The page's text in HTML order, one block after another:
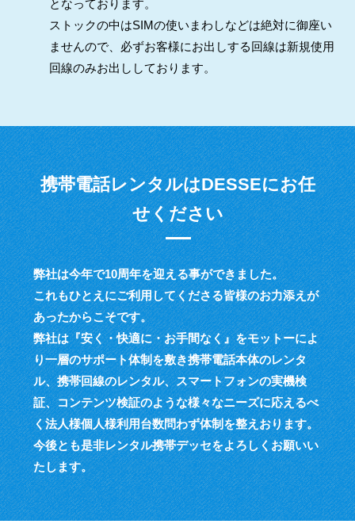
となっております。
ストックの中はSIMの使いまわしなどは絶対に御座い
ませんので、必ずお客様にお出しする回線は新規使用
回線のみお出ししております。
携帯電話レンタルはDESSEにお任
せください
弊社は今年で10周年を迎える事ができました。
これもひとえにご利用してくださる皆様のお力添えが
あったからこそです。
弊社は『安く・快適に・お手間なく』をモットーによ
り一層のサポート体制を敷き携帯電話本体のレンタ
ル、携帯回線のレンタル、スマートフォンの実機検
証、コンテンツ検証のような様々なニーズに応えるべ
く法人様個人様利用台数問わず体制を整えおります。
今後とも是非レンタル携帯デッセをよろしくお願いい
たします。